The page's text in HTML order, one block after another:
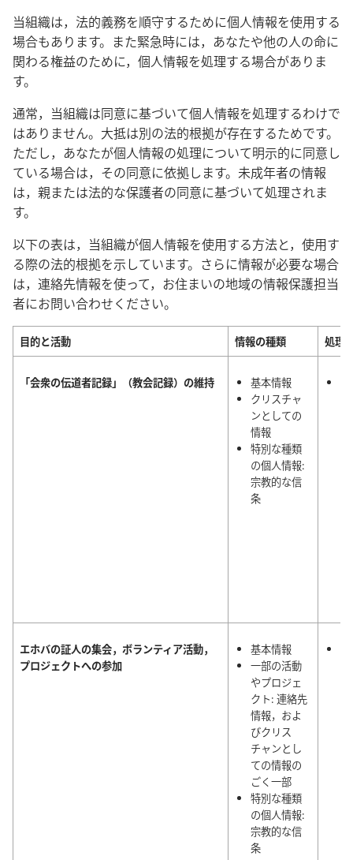
当組織は，法的義務を順守するために個人情報を使用する
場合もあります。また緊急時には，あなたや他の人の命に
関わる権益のために，個人情報を処理する場合がありま
す。
通常，当組織は同意に基づいて個人情報を処理するわけで
はありません。大抵は別の法的根拠が存在するためです。
ただし，あなたが個人情報の処理について明示的に同意し
ている場合は，その同意に依拠します。未成年者の情報
は，親または法的な保護者の同意に基づいて処理されま
す。
以下の表は，当組織が個人情報を使用する方法と，使用す
る際の法的根拠を示しています。さらに情報が必要な場合
は，連絡先情報を使って，お住まいの地域の情報保護担当
者にお問い合わせください。
目的と活動 情報の種類 処理
「会衆の伝道者記録」（教会記録）の維持
基本情報
クリスチャ
ンとしての
情報
特別な種類
の個人情報:
宗教的な信
条
エホバの証人の集会，ボランティア活動，
プロジェクトへの参加
基本情報
一部の活動
やプロジェ
クト: 連絡先
情報，およ
びクリス
チャンとし
ての情報の
ごく一部
特別な種類
の個人情報:
宗教的な信
条